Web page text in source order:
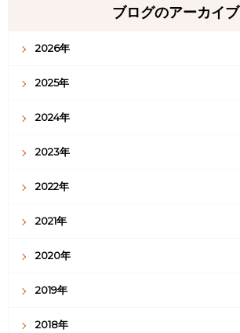
ブログのアーカイブ
2026年
2025年
2024年
2023年
2022年
2021年
2020年
2019年
2018年